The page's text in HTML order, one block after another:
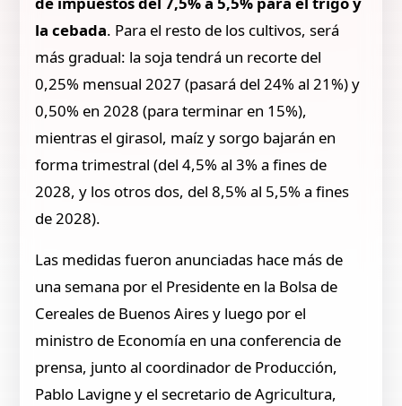
la cebada. Para el resto de los cultivos, será
más gradual: la soja tendrá un recorte del
0,25% mensual 2027 (pasará del 24% al 21%) y
0,50% en 2028 (para terminar en 15%),
mientras el girasol, maíz y sorgo bajarán en
forma trimestral (del 4,5% al 3% a fines de
2028, y los otros dos, del 8,5% al 5,5% a fines
de 2028).
Las medidas fueron anunciadas hace más de
una semana por el Presidente en la Bolsa de
Cereales de Buenos Aires y luego por el
ministro de Economía en una conferencia de
prensa, junto al coordinador de Producción,
Pablo Lavigne y el secretario de Agricultura,